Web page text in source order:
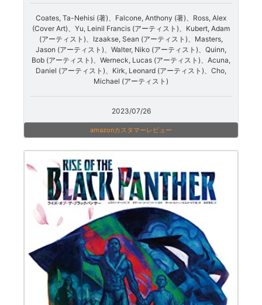
Coates, Ta-Nehisi (著)、Falcone, Anthony (著)、Ross, Alex
(Cover Art)、Yu, Leinil Francis (アーティスト)、Kubert, Adam
(アーティスト)、Izaakse, Sean (アーティスト)、Masters,
Jason (アーティスト)、Walter, Niko (アーティスト)、Quinn,
Bob (アーティスト)、Werneck, Lucas (アーティスト)、Acuna,
Daniel (アーティスト)、Kirk, Leonard (アーティスト)、Cho,
Michael (アーティスト)
2023/07/26
amazonカスタマーレビュー